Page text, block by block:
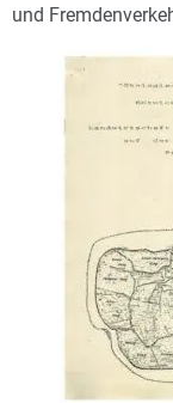
und